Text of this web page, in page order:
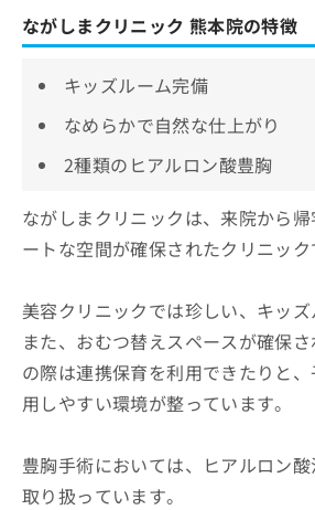
ながしまクリニック 熊本院の特徴
キッズルーム完備
なめらかで自然な仕上がり
2種類のヒアルロン酸豊胸
ながしまクリニックは、来院から
ートな空間が確保されたクリニック
美容クリニックでは珍しい、キッズ
また、おむつ替えスペースが確保
の際は連携保育を利用できたりと
用しやすい環境が整っています。
豊胸手術においては、ヒアルロン
取り扱っています。